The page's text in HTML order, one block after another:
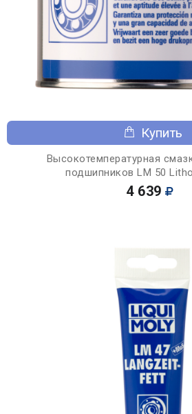
Купить
Высокотемпературная
подшипников LM 50
4 639